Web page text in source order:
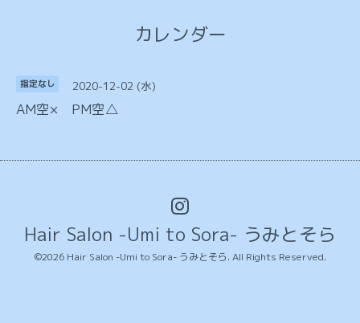
カレンダー
指定なし 2020-12-02 (水)
AM空× PM空△
Hair Salon -Umi to Sora- うみとそら
©2026 Hair Salon -Umi to Sora- うみとそら. All Rights Reserved.